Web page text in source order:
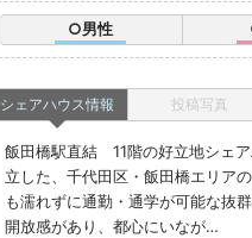
○男性
シェアハウス情報
飯田橋駅直結 11階の好立地シェ
立した、千代田区・飯田橋エリア
も濡れずに通勤・通学が可能な抜
開放感があり、都心にいなが…
投稿写真